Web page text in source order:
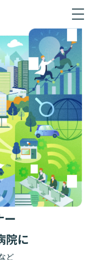
ー
院に
ど